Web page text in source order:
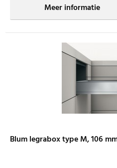
Meer informatie
Blum legrabox type M, 106